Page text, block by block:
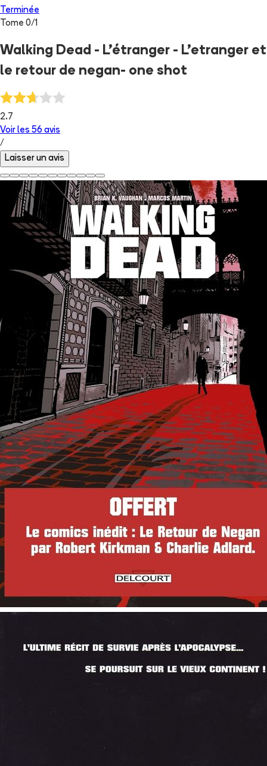
Terminée
Tome 0/1
Walking Dead - L'étranger - L'etranger et
le retour de negan- one shot
2.7
Voir les 56 avis
/
Laisser un avis